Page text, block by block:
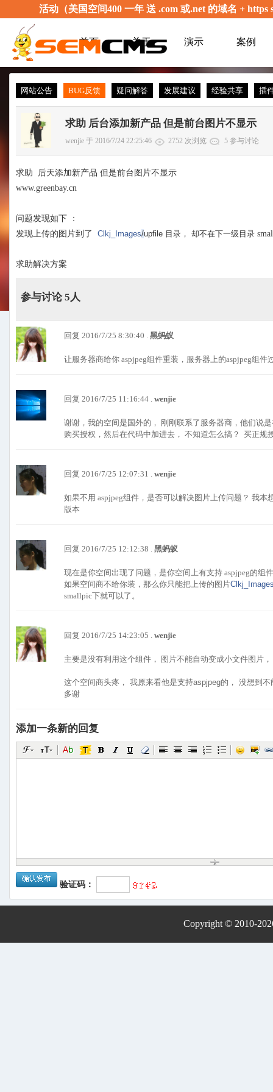
活动（美国空间400 一年 送 .com 或.net 的域名 +
首页 关于 演示 案例
网站公告 BUG反馈 疑问解答 发展建议 经验共享 插
求助 后台添加新产品 但是前台图片不显示
wenjie 于 2016/7/24 22:25:46 2752 次浏览 5 参与讨论
求助 后天添加新产品 但是前台图片不显示
www.greenbay.cn
问题发现如下 ：
发现上传的图片到了 Clkj_Images/upfile 目录， 却不在下一级目录
求助解决方案
参与讨论 5人
回复 2016/7/25 8:30:40 .黑蚂蚁
让服务器商给你 aspjpeg组件重装，服务器上的aspjpeg组件
回复 2016/7/25 11:16:44 .wenjie
谢谢，我的空间是国外的， 刚刚联系了服务器商，他们说
购买授权，然后在代码中加进去， 不知道怎么搞？ 买正规
回复 2016/7/25 12:07:31 .wenjie
如果不用 aspjpeg组件，是否可以解决图片上传问题？ 我
版本
回复 2016/7/25 12:12:38 .黑蚂蚁
现在是你空间出现了问题，是你空间上有支持 aspjpeg的组
如果空间商不给你装，那么你只能把上传的图片
smallpic下就可以了。
回复 2016/7/25 14:23:05 .wenjie
主要是没有利用这个组件， 图片不能自动变成小文件图片
这个空间商头疼， 我原来看他是支持aspjpeg的， 没想到
多谢
添加一条新的回复
验证码：
Copyright © 2010-